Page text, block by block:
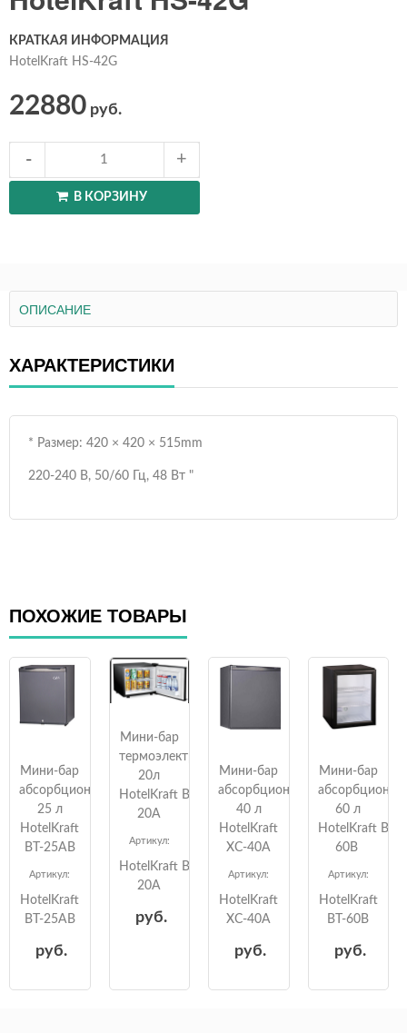
КРАТКАЯ ИНФОРМАЦИЯ
HotelKraft HS-42G
22880 руб.
В КОРЗИНУ
ОПИСАНИЕ
ХАРАКТЕРИСТИКИ
* Размер: 420 × 420 × 515mm
220-240 В, 50/60 Гц, 48 Вт "
ПОХОЖИЕ ТОВАРЫ
Мини-бар
абсорбционный
25 л
HotelKraft
BT-25AB
Артикул:
HotelKraft
BT-25AB
руб.
Мини-бар
термоэлектрический
20л
HotelKraft BC-
20A
Артикул:
HotelKraft BC-
20A
руб.
Мини-бар
абсорбционный
40 л
HotelKraft
XC-40A
Артикул:
HotelKraft
XC-40A
руб.
Мини-бар
60 л
HotelKraft BT-
60B
Артикул:
HotelKraft
BT-60B
руб.